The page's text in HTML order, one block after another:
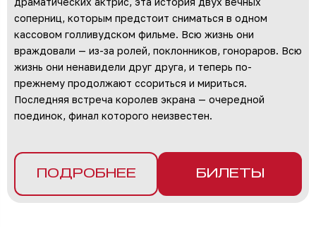
соперниц, которым предстоит сниматься в одном
кассовом голливудском фильме. Всю жизнь они
враждовали — из-за ролей, поклонников, гонораров. Всю
жизнь они ненавидели друг друга, и теперь по-
прежнему продолжают ссориться и мириться.
Последняя встреча королев экрана — очередной
поединок, финал которого неизвестен.
ПОДРОБНЕЕ БИЛЕТЫ